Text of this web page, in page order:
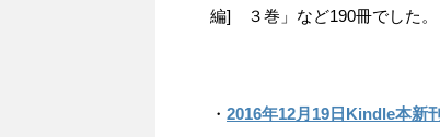
編] ３巻」など190冊でした。
・ 2016年12月19日Kindle本新